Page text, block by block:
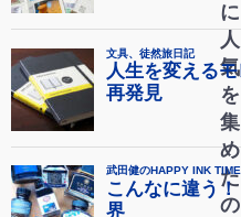
に
人
気
を
集
め
た
の